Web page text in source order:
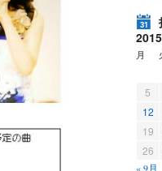
月
5
12
19
26
« 9月